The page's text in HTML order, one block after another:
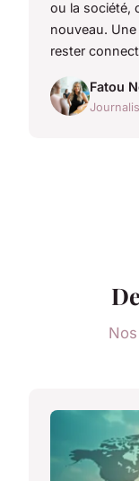
ou la société,
nouveau.
rester
Fatou